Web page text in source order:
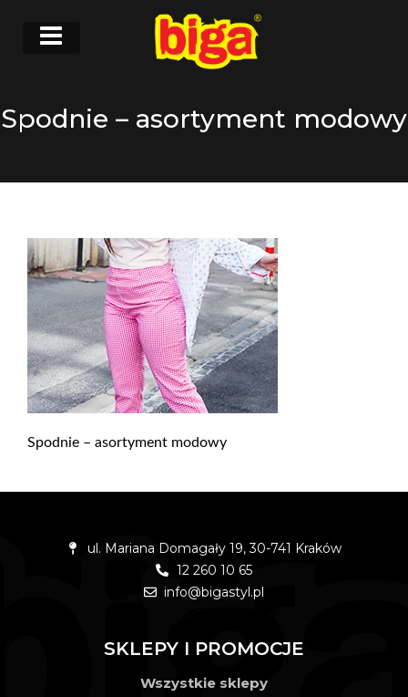
Spodnie – asortyment modowy
Spodnie – asortyment modowy
ul. Mariana Domagały 19, 30-741 Kraków
12 260 10 65
info@bigastyl.pl
SKLEPY I PROMOCJE
Wszystkie sklepy